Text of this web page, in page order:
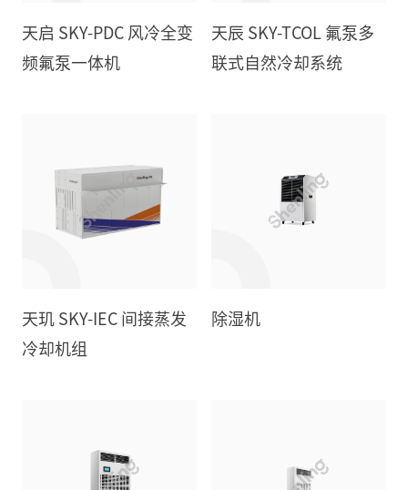
天启 SKY-PDC 风冷全变
频氟泵一体机
天辰 SKY-TCOL 氟泵多
联式自然冷却系统
天玑 SKY-IEC 间接蒸发
冷却机组
除湿机